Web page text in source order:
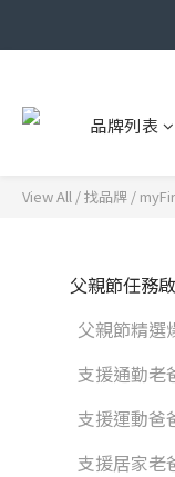
品牌列表
View All /找品牌 /
父親節任務
父親節精選
支援通勤老
支援運動爸
支援居家老